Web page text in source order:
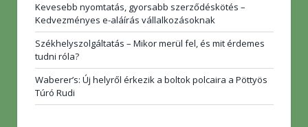
Kevesebb nyomtatás, gyorsabb szerződéskötés –
Kedvezményes e-aláírás vállalkozásoknak
Székhelyszolgáltatás – Mikor merül fel, és mit érdemes
tudni róla?
Waberer’s: Új helyről érkezik a boltok polcaira a Pöttyös
Túró Rudi